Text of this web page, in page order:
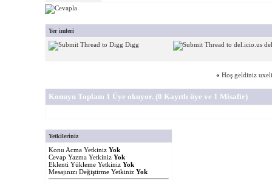
Yer imleri
Digg
« Hoş geldiniz
Konuyu Toplam 1 Üye okuyor. (0 Kayıtlı üye ve 1 Misafir)
Yetkileriniz
Konu Acma Yetkiniz Yok
Cevap Yazma Yetkiniz Yok
Eklenti Yükleme Yetkiniz Yok
Mesajınızı Değiştirme Yetkiniz Yok